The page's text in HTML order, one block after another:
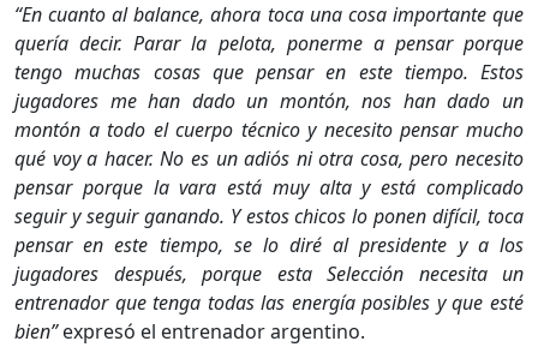
“En cuanto al balance, ahora toca una cosa importante que
quería decir. Parar la pelota, ponerme a pensar porque
tengo muchas cosas que pensar en este tiempo. Estos
jugadores me han dado un montón, nos han dado un
montón a todo el cuerpo técnico y necesito pensar mucho
qué voy a hacer. No es un adiós ni otra cosa, pero necesito
pensar porque la vara está muy alta y está complicado
seguir y seguir ganando. Y estos chicos lo ponen difícil, toca
pensar en este tiempo, se lo diré al presidente y a los
jugadores después, porque esta Selección necesita un
entrenador que tenga todas las energía posibles y que esté
bien”expresó el entrenador argentino.